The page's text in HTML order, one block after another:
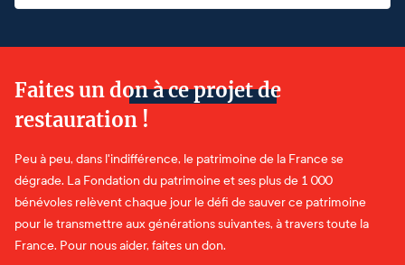
Faites un don à ce projet de
restauration !
Peu à peu, dans l'indifférence, le patrimoine de la France se
dégrade. La Fondation du patrimoine et ses plus de 1 000
bénévoles relèvent chaque jour le défi de sauver ce patrimoine
pour le transmettre aux générations suivantes, à travers toute la
France. Pour nous aider, faites un don.